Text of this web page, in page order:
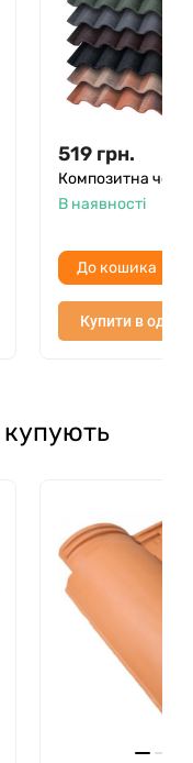
519 грн.
Композитна
В наявності
До кошика
Купити в один